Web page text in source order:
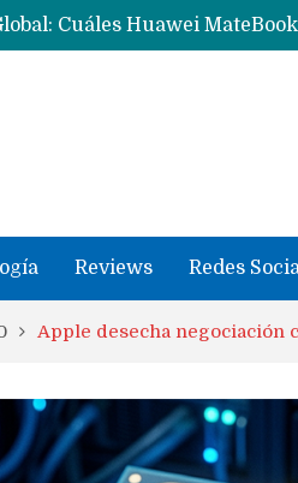
Reviews Redes
Apple desecha negociación